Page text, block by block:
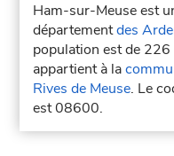
Ham-sur-Meuse est
départementdes
population est de
appartient à la
Rives de Meuse. Le
est 08600.